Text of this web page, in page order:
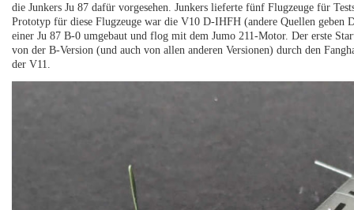
die Junkers Ju 87 dafür vorgesehen. Junkers lieferte fünf Flugzeuge für
Prototyp für diese Flugzeuge war die V10 D-IHFH (andere Quellen
einer Ju 87 B-0 umgebaut und flog mit dem Jumo 211-Motor. Der erste
von der B-Version (und auch von allen anderen Versionen) durch den
der V11.